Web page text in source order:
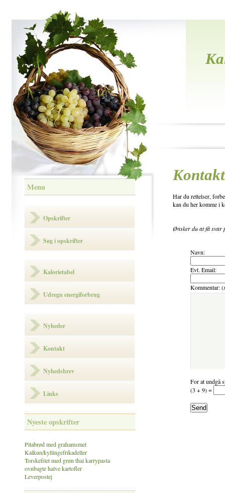
Menu
Opskrifter
Søg i opskrifter
Kalorietabel
Udregn energiforbrug
Nyheder
Kontakt
Nyhedsbrev
Links
Nyeste opskrifter
Pitabrød med grahamsmel
Kalkun/kyllingefrikadeller
Torskefilet med grøn thai karrypasta
ovnbagte halve kartofler
Leverpostej
Kontakt
Har du rettelser,
kan du her komme i
Ønsker du at få svar
Navn:
Evt. Email:
Kommentar: (
For at undgå
(3 + 9) =